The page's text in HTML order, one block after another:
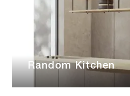
Random Kitchen